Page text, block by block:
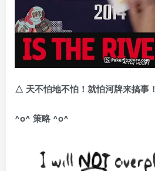
△ 天不怕地不怕！就怕河牌来搞事！
^o^ 策略 ^o^